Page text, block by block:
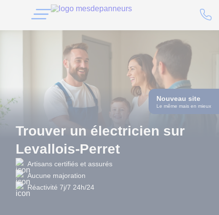
Nouveau site
Le même mais en mieux
Trouver un électricien sur
Levallois-Perret
Artisans certifiés et assurés
Aucune majoration
Réactivité 7j/7 24h/24